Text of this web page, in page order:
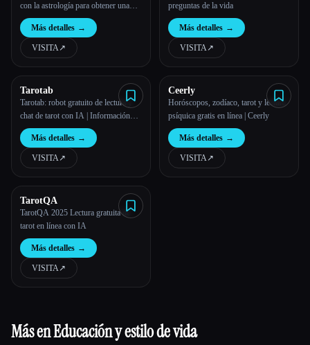
con la astrología para obtener una
visión más profunda.
Más detalles →
VISITA↗︎
preguntas de la vida
Más detalles →
VISITA↗︎
Tarotab
Tarotab: robot gratuito de lectura y
chat de tarot con IA | Información
precisa del tarot en línea
Más detalles →
VISITA↗︎
Ceerly
Horóscopos, zodíaco, tarot y lectura
psíquica gratis en línea | Ceerly
Más detalles →
VISITA↗︎
TarotQA
TarotQA 2025 Lectura gratuita de
tarot en línea con IA
Más detalles →
VISITA↗︎
Más en Educación y estilo de vida